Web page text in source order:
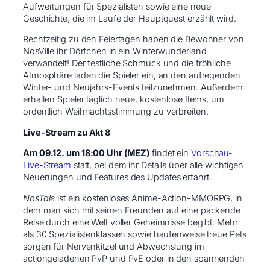
Aufwertungen für Spezialisten sowie eine neue
Geschichte, die im Laufe der Hauptquest erzählt wird.
Rechtzeitig zu den Feiertagen haben die Bewohner von
NosVille ihr Dörfchen in ein Winterwunderland
verwandelt! Der festliche Schmuck und die fröhliche
Atmosphäre laden die Spieler ein, an den aufregenden
Winter- und Neujahrs-Events teilzunehmen. Außerdem
erhalten Spieler täglich neue, kostenlose Items, um
ordentlich Weihnachtsstimmung zu verbreiten.
Live-Stream zu Akt 8
Am 09.12. um 18:00 Uhr (MEZ) findet einVorschau-
Live-Stream statt, bei dem ihr Details über alle wichtigen
Neuerungen und Features des Updates erfahrt.
NosTale ist ein kostenloses Anime-Action-MMORPG, in
dem man sich mit seinen Freunden auf eine packende
Reise durch eine Welt voller Geheimnisse begibt. Mehr
als 30 Spezialistenklassen sowie haufenweise treue Pets
sorgen für Nervenkitzel und Abwechslung im
actiongeladenen PvP und PvE oder in den spannenden